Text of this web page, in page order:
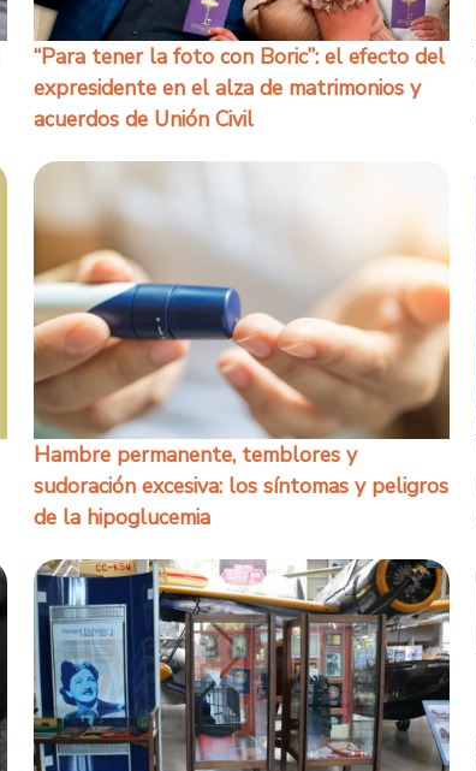
“Para tener la foto con Boric”: el efecto del
expresidente en el alza de matrimonios y
acuerdos de Unión Civil
Hambre permanente, temblores y
sudoración excesiva: los síntomas y peligros
de la hipoglucemia